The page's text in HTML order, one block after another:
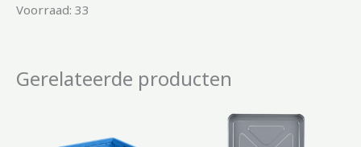
Voorraad: 33
Gerelateerde producten